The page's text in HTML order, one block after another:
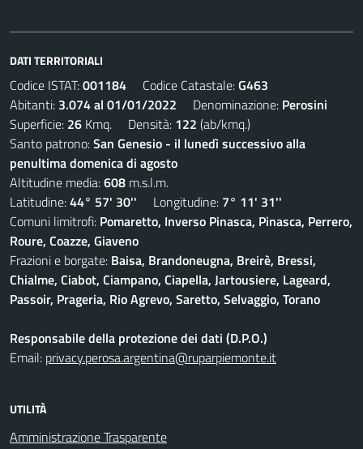
DATI TERRITORIALI
Codice ISTAT:001184 Codice Catastale:G463
Abitanti: 3.074 al 01/01/2022 Denominazione: Perosini
Superficie: 26 Kmq. Densità: 122 (ab/kmq.)
Santo patrono:San Genesio - il lunedì successivo alla
penultima domenica di agosto
Altitudine media:608 m.s.l.m.
Latitudine:44° 57' 30'' Longitudine: 7° 11' 31''
Comuni limitrofi: Pomaretto, Inverso Pinasca, Pinasca, Perrero,
Roure, Coazze, Giaveno
Frazioni e borgate: Baisa, Brandoneugna, Breirè, Bressi,
Chialme, Ciabot, Ciampano, Ciapella, Jartousiere, Lageard,
Passoir, Prageria, Rio Agrevo, Saretto, Selvaggio, Torano
Responsabile della protezione dei dati (D.P.O.)
Email: privacy.perosa.argentina@ruparpiemonte.it
UTILITÀ
Amministrazione Trasparente